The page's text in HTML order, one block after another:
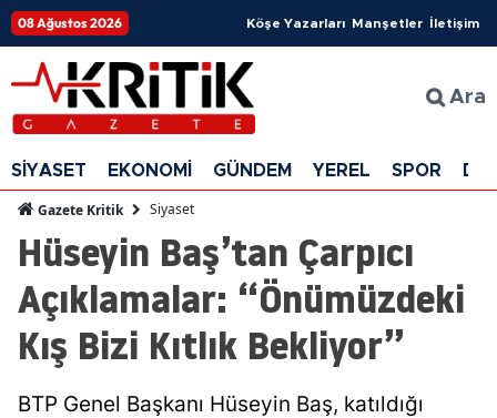
08 Ağustos 2026 Köşe Yazarları Manşetler İletişim
Ara
SİYASET EKONOMİ GÜNDEM YEREL SPOR
Gazete Kritik Siyaset
Hüseyin Baş’tan Çarpıcı
Açıklamalar: “Önümüzdeki
Kış Bizi Kıtlık Bekliyor”
BTP Genel Başkanı Hüseyin Baş, katıldığı